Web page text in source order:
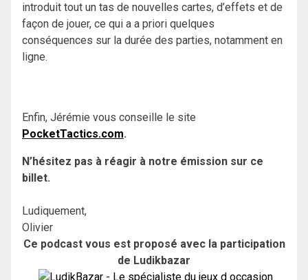
introduit tout un tas de nouvelles cartes, d’effets et de
façon de jouer, ce qui a a priori quelques
conséquences sur la durée des parties, notamment en
ligne.
Enfin, Jérémie vous conseille le site
PocketTactics.com.
N’hésitez pas à réagir à notre émission sur ce
billet.
Ludiquement,
Olivier
Ce podcast vous est proposé avec la participation
de Ludikbazar